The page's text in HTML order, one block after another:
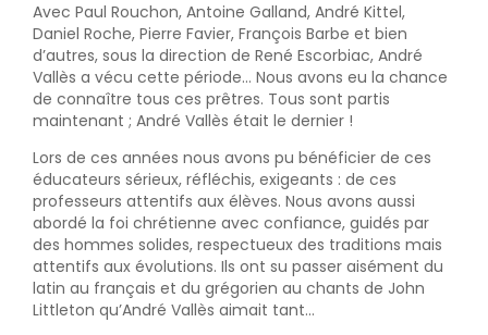
Avec Paul Rouchon, Antoine Galland, André Kittel,
Daniel Roche, Pierre Favier, François Barbe et bien
d’autres, sous la direction de René Escorbiac, André
Vallès a vécu cette période… Nous avons eu la chance
de connaître tous ces prêtres. Tous sont partis
maintenant ; André Vallès était le dernier !
Lors de ces années nous avons pu bénéficier de ces
éducateurs sérieux, réfléchis, exigeants : de ces
professeurs attentifs aux élèves. Nous avons aussi
abordé la foi chrétienne avec confiance, guidés par
des hommes solides, respectueux des traditions mais
attentifs aux évolutions. Ils ont su passer aisément du
latin au français et du grégorien au chants de John
Littleton qu’André Vallès aimait tant…